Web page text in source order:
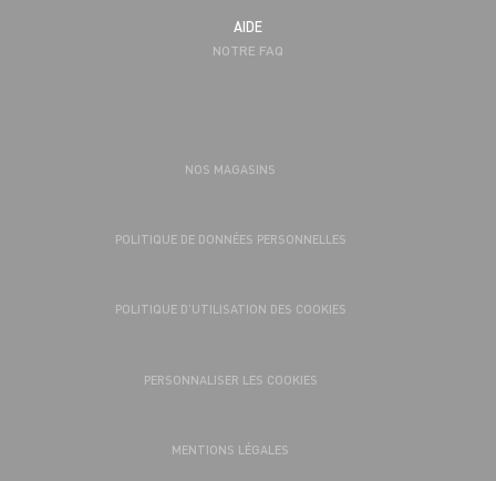
AIDE
NOTRE FAQ
NOS MAGASINS
POLITIQUE DE DONNÉES PERSONNELLES
POLITIQUE D’UTILISATION DES COOKIES
PERSONNALISER LES COOKIES
MENTIONS LÉGALES